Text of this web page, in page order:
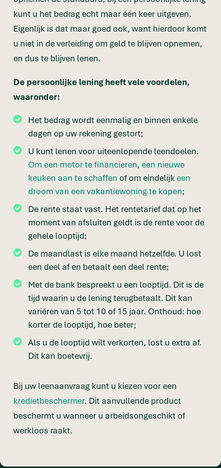
kunt u het bedrag echt maar één keer uitgeven.
Eigenlijk is dat maar goed ook, want hierdoor komt
u niet in de verleiding om geld te blijven opnemen,
en dus te blijven lenen.
De persoonlijke lening heeft vele voordelen,
waaronder:
Het bedrag wordt eenmalig en binnen enkele
dagen op uw rekening gestort;
U kunt lenen voor uiteenlopende leendoelen.
Om een motor te financieren, een nieuwe
keuken aan te schaffen of om eindelijk een
droom van een vakantiewoning te kopen;
De rente staat vast. Het rentetarief dat op het
moment van afsluiten geldt is de rente voor de
gehele looptijd;
De maandlast is elke maand hetzelfde. U lost
een deel af en betaalt een deel rente;
Met de bank bespreekt u een looptijd. Dit is de
tijd waarin u de lening terugbetaalt. Dit kan
variëren van 5 tot 10 of 15 jaar. Onthoud: hoe
korter de looptijd, hoe beter;
Als u de looptijd wilt verkorten, lost u extra af.
Dit kan boetevrij.
Bij uw leenaanvraag kunt u kiezen voor een
kredietbeschermer. Dit aanvullende product
beschermt u wanneer u arbeidsongeschikt of
werkloos raakt.